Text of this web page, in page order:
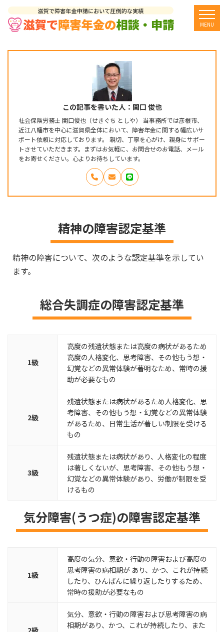
MENU
この記事を書いた人：関口 俊也
社会保険労務士 関口俊也（せきぐち としや） 当事務所では彦根市、
近江八幡市を中心に滋賀県全体において、障害年金に関する幅広いサ
ポート依頼に対応しております。 親切、丁寧を心がけ、親身にサポー
トさせていただきます。まずはお気軽に、お問合せのお電話、メール
をお寄せください。心よりお待ちしています。
精神の障害認定基準
精神の障害について、次のような認定基準を示してい
ます。
総合失調症の障害認定基準
1級
高度の残遺状態または高度の病状があるため
高度の人格変化、思考障害、その他もう想・
幻覚などの異常体験が著明なため、常時の援
助が必要なもの
2級
残遺状態または病状があるため人格変化、思
考障害、その他もう想・幻覚などの異常体験
があるため、日常生活が著しい制限を受ける
もの
3級
残遺状態または病状があり、人格変化の程度
は著しくないが、思考障害、その他もう想・
幻覚などの異常体験があり、労働が制限を受
けるもの
気分障害(うつ症)の障害認定基準
1級
高度の気分、意欲・行動の障害および高度の
思考障害の病相期が あり、かつ、これが持続
したり、ひんぱんに繰り返したりするため、
常時の援助が必要なもの
気分、意欲・行動の障害および思考障害の病
相期があり、かつ、これが持続したり、また